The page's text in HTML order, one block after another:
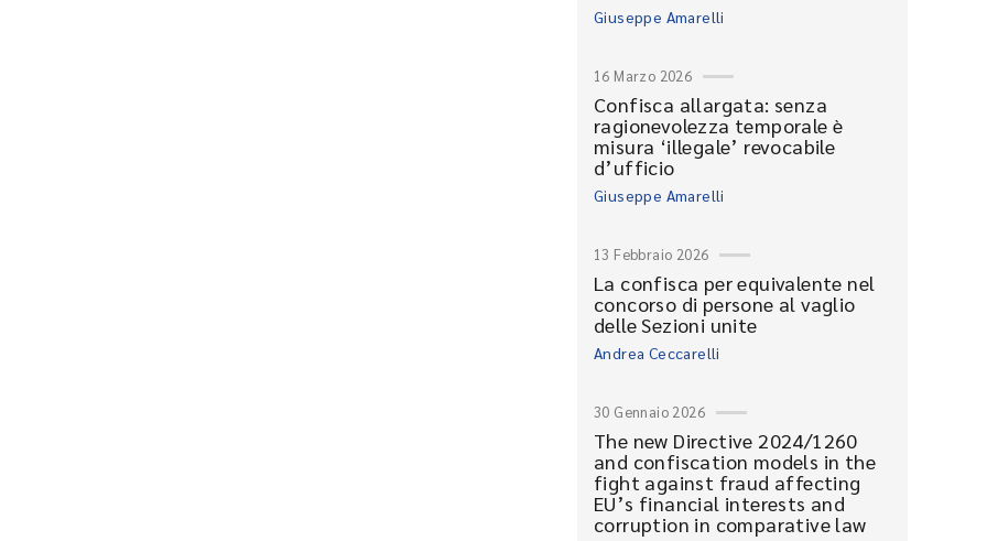
Giuseppe Amarelli
16 Marzo 2026
Confisca allargata: senza
ragionevolezza temporale è
misura ‘illegale’ revocabile
d’ufficio
Giuseppe Amarelli
13 Febbraio 2026
La confisca per equivalente nel
concorso di persone al vaglio
delle Sezioni unite
Andrea Ceccarelli
30 Gennaio 2026
The new Directive 2024/1260
and confiscation models in the
fight against fraud affecting
EU’s financial interests and
corruption in comparative law